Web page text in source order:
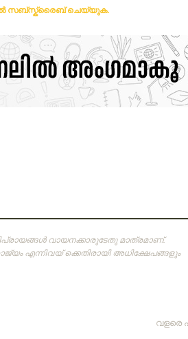
സബ്സ്ക്രൈബ് ചെയ്യുക.
വായനക്കാരുടേതു മാത്രമാണ്‌.
എന്നിവയ് ക്കെതിരായി അധിക്ഷേപങ്ങളും
വളരെ